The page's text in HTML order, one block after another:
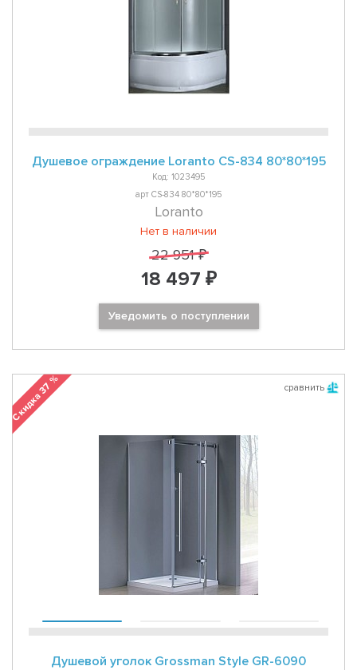
Душевое ограждение Loranto CS-834 80*80*195
Код: 1023495
арт CS-834 80*80*195
Loranto
Нет в наличии
22 951 ₽
18 497 ₽
Уведомить о поступлении
сравнить
Скидка 37 %
Душевой уголок Grossman Style GR-6090